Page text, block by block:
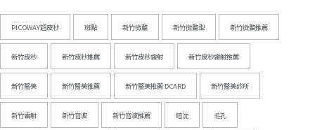
PICOWAY超皮秒 斑點 新竹微整 新竹微整型 新竹微整推薦
新竹皮秒 新竹皮秒推薦 新竹皮秒雷射 新竹皮秒雷射推薦
新竹醫美 新竹醫美推薦 新竹醫美推薦 DCARD 新竹醫美診所
新竹雷射 新竹音波 新竹音波推薦 暗沈 毛孔